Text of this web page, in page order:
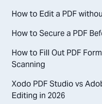
How to Edit a PDF
How to Secure a PDF
How to Fill Out PDF
Scanning
Xodo PDF Studio vs
Editing in 2026